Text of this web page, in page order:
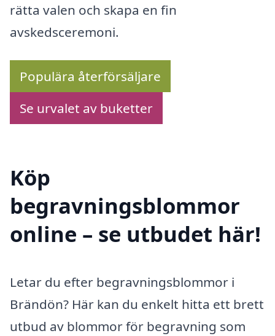
rätta valen och skapa en fin
avskedsceremoni.
Populära återförsäljare
Se urvalet av buketter
Köp
begravningsblommor
online – se utbudet här!
Letar du efter begravningsblommor i
Brändön? Här kan du enkelt hitta ett brett
utbud av blommor för begravning som